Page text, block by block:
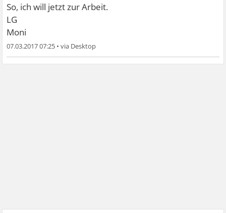
So, ich will jetzt zur Arbeit.
LG
Moni
07.03.2017 07:25 •